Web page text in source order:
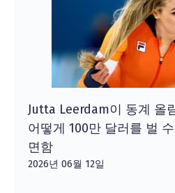
Jutta Leerdam이 동계 올
어떻게 100만 달러를 벌
면함
2026년 06월 12일